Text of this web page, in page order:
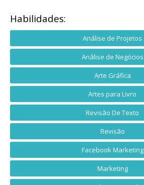
Habilidades:
Análise de Projetos
Análise de Negócios
Arte Gráfica
Artes para Livro
Revisão De Texto
Revisão
Facebook Marketing
Marketing